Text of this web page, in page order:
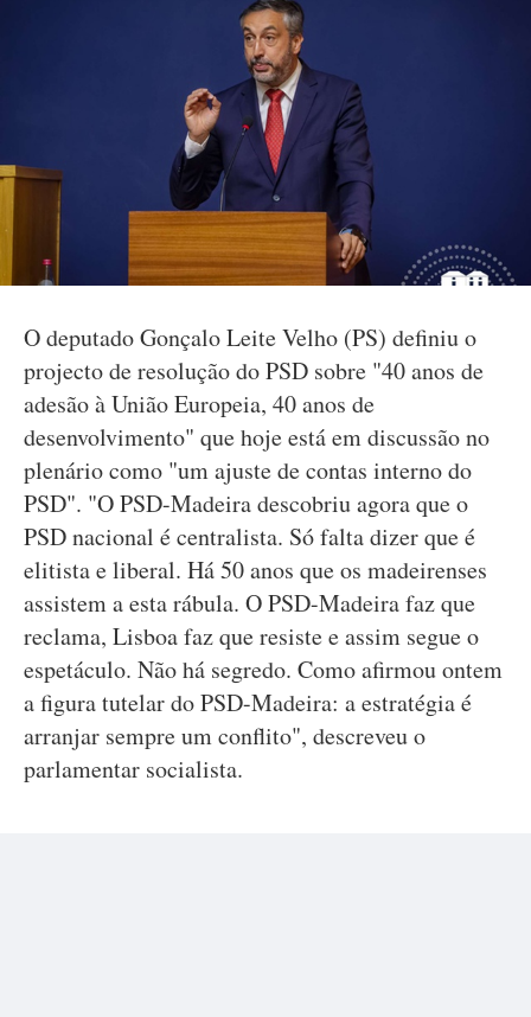
O deputado Gonçalo Leite Velho (PS) definiu o
projecto de resolução do PSD sobre "40 anos de
adesão à União Europeia, 40 anos de
desenvolvimento" que hoje está em discussão no
plenário como "um ajuste de contas interno do
PSD". "O PSD-Madeira descobriu agora que o
PSD nacional é centralista. Só falta dizer que é
elitista e liberal. Há 50 anos que os madeirenses
assistem a esta rábula. O PSD-Madeira faz que
reclama, Lisboa faz que resiste e assim segue o
espetáculo. Não há segredo. Como afirmou ontem
a figura tutelar do PSD-Madeira: a estratégia é
arranjar sempre um conflito", descreveu o
parlamentar socialista.